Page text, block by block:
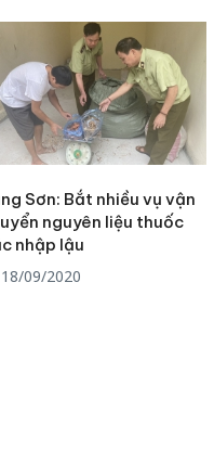
Sơn: Bắt nhiều vụ vận
nguyên liệu thuốc
nhập lậu
18/09/2020